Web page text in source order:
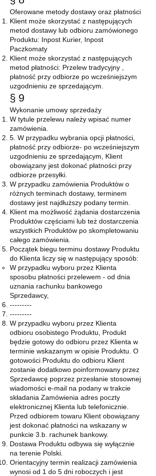
Oferowane metody dostawy oraz płatności
Klient może skorzystać z następujących
metod dostawy lub odbioru zamówionego
Produktu: Inpost Kurier, Inpost
Paczkomaty
Klient może skorzystać z następujących
metod płatności: Przelew tradycyjny ,
płatność przy odbiorze po wcześniejszym
uzgodnieniu ze sprzedającym.
§ 9
Wykonanie umowy sprzedaży
W tytule przelewu należy wpisać numer
zamówienia.
5. W przypadku wybrania opcji płatności,
płatność przy odbiorze- po wcześniejszym
uzgodnieniu ze sprzedającym, Klient
obowiązany jest dokonać płatności przy
odbiorze przesyłki.
W przypadku zamówienia Produktów o
różnych terminach dostawy, terminem
dostawy jest najdłuższy podany termin.
Klient ma możliwość żądania dostarczenia
Produktów częściami lub też dostarczenia
wszystkich Produktów po skompletowaniu
całego zamówienia.
Początek biegu terminu dostawy Produktu
do Klienta liczy się w następujący sposób:
W przypadku wyboru przez Klienta
sposobu płatności przelewem - od dnia
uznania rachunku bankowego
Sprzedawcy,
---------
---------
W przypadku wyboru przez Klienta
odbioru osobistego Produktu, Produkt
będzie gotowy do odbioru przez Klienta w
terminie wskazanym w opisie Produktu. O
gotowości Produktu do odbioru Klient
zostanie dodatkowo poinformowany przez
Sprzedawcę poprzez przesłanie stosownej
wiadomości e-mail na podany w trakcie
składania Zamówienia adres poczty
elektronicznej Klienta lub telefonicznie.
Przed odbiorem towaru Klient obowiązany
jest dokonać płatności na wskazany w
punkcie 3.b. rachunek bankowy.
Dostawa Produktu odbywa się wyłącznie
na terenie Polski.
Orientacyjny termin realizacji zamówienia
wynosi od 1 do 5 dni roboczych i jest